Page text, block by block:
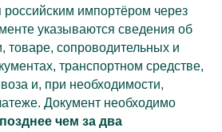
импортёром через
указываются сведения об
товаре, сопроводительных и
транспортном средстве,
и, при необходимости,
Документ необходимо
чем за два